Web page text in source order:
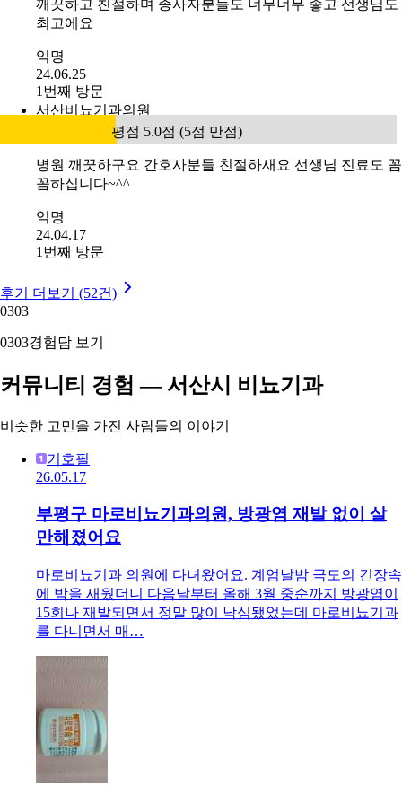
깨끗하고 친절하며 종사자분들도 너무너무 좋고 선생님도
최고에요
익명
24.06.25
1번째 방문
서산비뇨기과의원
평점 5.0점 (5점 만점)
병원 깨끗하구요 간호사분들 친절하새요 선생님 진료도 꼼
꼼하십니다~^^
익명
24.04.17
1번째 방문
후기 더보기 (52건)
0303
0303경험담 보기
커뮤니티 경험 — 서산시 비뇨기과
비슷한 고민을 가진 사람들의 이야기
기호필
26.05.17
부평구 마로비뇨기과의원, 방광염 재발 없이 살
만해졌어요
마로비뇨기과 의원에 다녀왔어요. 계엄날밤 극도의 긴장속
에 밤을 새웠더니 다음날부터 올해 3월 중순까지 방광염이
15회나 재발되면서 정말 많이 낙심됐었는데 마로비뇨기과
를 다니면서 매…